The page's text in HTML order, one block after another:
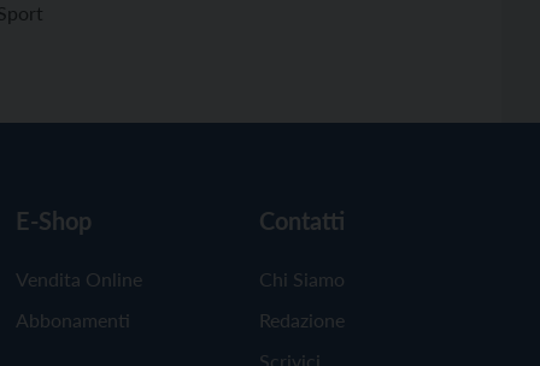
E-Shop
Vendita Online
Abbonamenti
Contatti
Chi Siamo
Redazione
Scrivici